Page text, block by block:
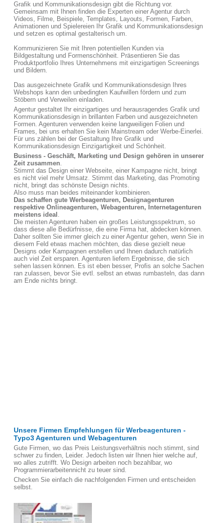
Grafik und Kommunikationsdesign gibt die Richtung vor.
Gemeinsam mit Ihnen finden die Experten einer Agentur durch
Videos, Filme, Beispiele, Templates, Layouts, Formen, Farben,
Animationen und Spielereien Ihr Grafik und Kommunikationsdesign
und setzen es optimal gestalterisch um.
Kommunizieren Sie mit Ihren potentiellen Kunden via
Bildgestaltung und Formenschönheit. Präsentieren Sie das
Produktportfolio Ihres Unternehmens mit einzigartigen Screenings
und Bildern.
Das ausgezeichnete Grafik und Kommunikationsdesign Ihres
Webshops kann den unbedingten Kaufwillen fördern und zum
Stöbern und Verweilen einladen.
Agentur gestaltet Ihr einzigartiges und herausragendes Grafik und
Kommunikationsdesign in brillanten Farben und ausgezeichneten
Formen. Agenturen verwenden keine langweiligen Folien und
Frames, bei uns erhalten Sie kein Mainstream oder Werbe-Einerlei.
Für uns zählen bei der Gestaltung Ihre Grafik und
Kommunikationsdesign Einzigartigkeit und Schönheit.
Business - Geschäft, Marketing und Design gehören in unserer
Zeit zusammen.
Stimmt das Design einer Webseite, einer Kampagne nicht, bringt
es nicht viel mehr Umsatz. Stimmt das Marketing, das Promoting
nicht, bringt das schönste Design nichts.
Also muss man beides miteinander kombinieren.
Das schaffen gute Werbeagenturen, Designagenturen
respektive Onlineagenturen, Webagenturen, Internetagenturen
meistens ideal .
Die meisten Agenturen haben ein großes Leistungsspektrum, so
dass diese alle Bedürfnisse, die eine Firma hat, abdecken können.
Daher sollten Sie immer gleich zu einer Agentur gehen, wenn Sie in
diesem Feld etwas machen möchten, das diese gezielt neue
Designs oder Kampagnen erstellen und Ihnen dadurch natürlich
auch viel Zeit ersparen. Agenturen liefern Ergebnisse, die sich
sehen lassen können. Es ist eben besser, Profis an solche Sachen
ran zulassen, bevor Sie evtl. selbst an etwas rumbasteln, das dann
am Ende nichts bringt.
Unsere Firmen Empfehlungen für Werbeagenturen -
Typo3 Agenturen und Webagenturen
Gute Firmen, wo das Preis Leistungsverhältnis noch stimmt, sind
schwer zu finden, Leider. Jedoch listen wir Ihnen hier welche auf,
wo alles zutrifft. Wo Design arbeiten noch bezahlbar, wo
Programmierarbeitennicht zu teuer sind.
Checken Sie einfach die nachfolgenden Firmen und entscheiden
selbst.